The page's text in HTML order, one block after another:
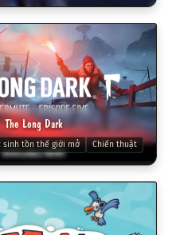
The Long Dark
sinh tồn thế giới mở Chiến thuật